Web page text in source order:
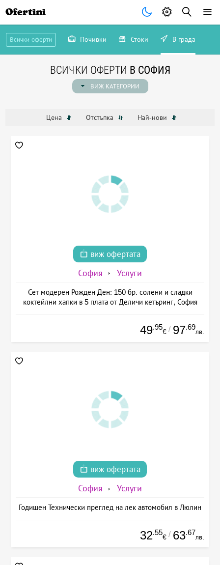
Ofertini
Всички оферти Почивки Стоки В града
ВСИЧКИ ОФЕРТИ В СОФИЯ
ВИЖ КАТЕГОРИИ
Цена Отстъпка Най-нови
виж офертата
София Услуги
Сет модерен Рожден Ден: 150 бр. солени и сладки
коктейлни хапки в 5 плата от Деличи кетъринг, София
49.95
€ / 97.69
лв.
виж офертата
София Услуги
Годишен Технически преглед на лек автомобил в Люлин
32.55
€ / 63.67
лв.